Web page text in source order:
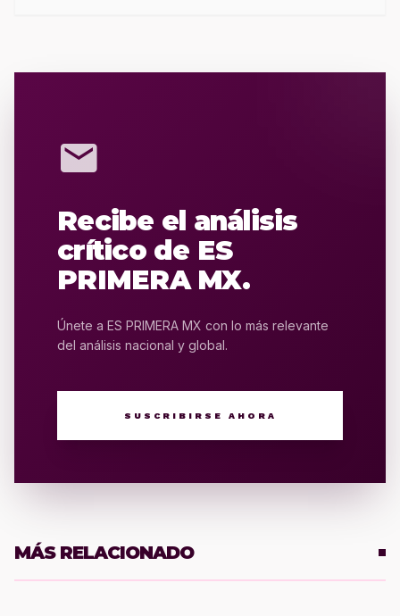
mail
Recibe el análisis
crítico de ES
PRIMERA MX.
Únete a ES PRIMERA MX con lo más relevante
del análisis nacional y global.
SUSCRIBIRSE AHORA
MÁS RELACIONADO